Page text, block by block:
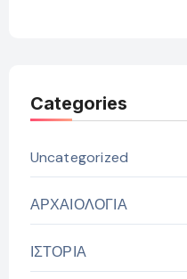
Categories
Uncategorized
ΑΡΧΑΙΟΛΟΓΙΑ
ΙΣΤΟΡΙΑ